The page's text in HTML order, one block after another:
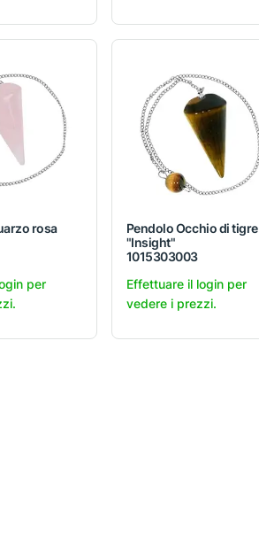
rosa
per
Pendolo Occhio di tigre
"Insight"
1015303003
Effettuare il login per
vedere i prezzi.